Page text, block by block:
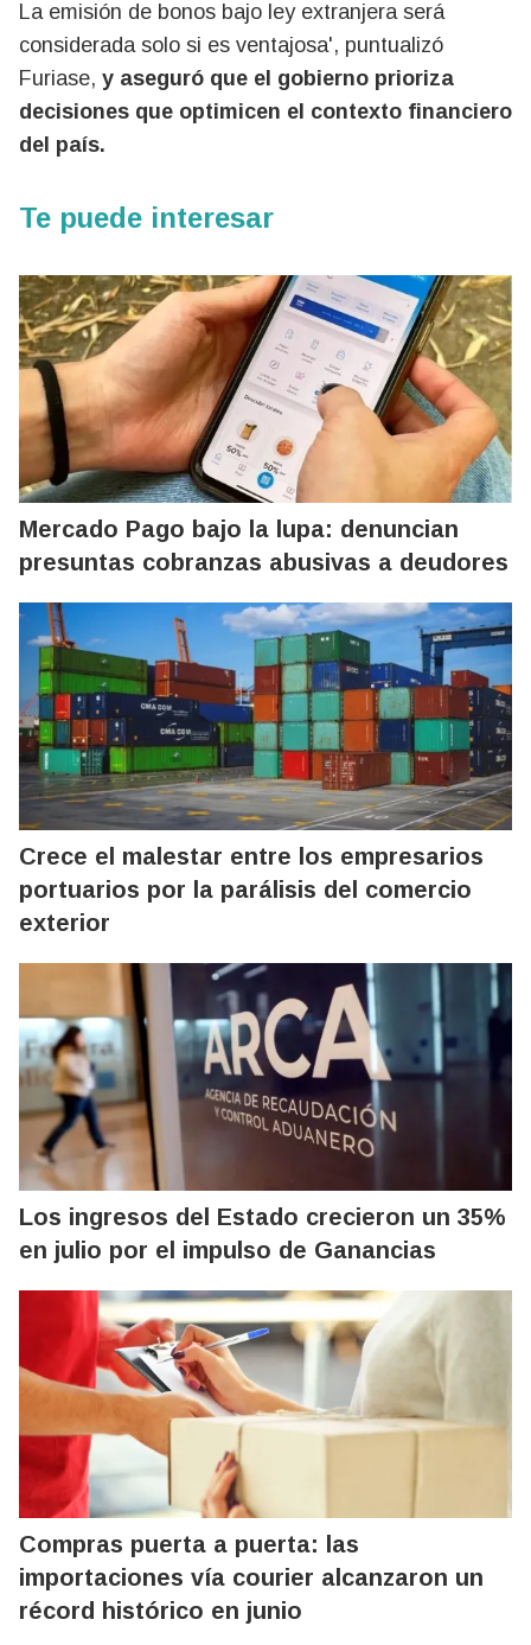
La emisión de bonos bajo ley extranjera será
considerada solo si es ventajosa', puntualizó
Furiase, y aseguró que el gobierno prioriza
decisiones que optimicen el contexto financiero
del país.
Te puede interesar
Mercado Pago bajo la lupa: denuncian
presuntas cobranzas abusivas a deudores
Crece el malestar entre los empresarios
portuarios por la parálisis del comercio
exterior
Los ingresos del Estado crecieron un 35%
en julio por el impulso de Ganancias
Compras puerta a puerta: las
importaciones vía courier alcanzaron un
récord histórico en junio